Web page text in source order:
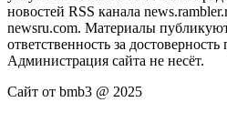
новостей RSS канала
newsru.com. Материалы
ответственность за
Администрация сайта не несёт.
Сайт от bmb3 @ 2025